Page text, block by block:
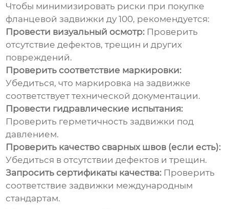
Чтобы минимизировать риски при покупке
фланцевой задвижки ду 100, рекомендуется:
Провести визуальный осмотр: Проверить
отсутствие дефектов, трещин и других
повреждений.
Проверить соответствие маркировки:
Убедиться, что маркировка на задвижке
соответствует технической документации.
Провести гидравлические испытания:
Проверить герметичность задвижки под
давлением.
Проверить качество сварных швов (если есть):
Убедиться в отсутствии дефектов и трещин.
Запросить сертификаты качества: Проверить
соответствие задвижки международным
стандартам.